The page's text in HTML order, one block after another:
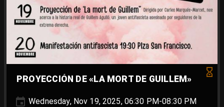
PROYECCIÓN DE «LA MORT DE GUILLEM»
Wednesday, Nov 19, 2025, 06:30 PM-08:30 PM